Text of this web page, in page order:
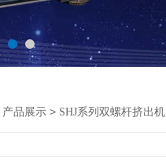
产品展示 > SHJ系列双螺杆挤出机